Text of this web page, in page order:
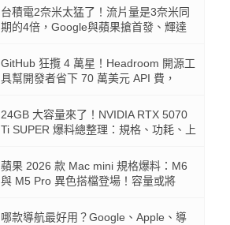
台積電2奈米太猛了！流片量是3奈米同
期的4倍，Google與蘋果搶首發、輝達
GitHub 狂攬 4 萬星！Headroom 開源工
具幫開發者省下 70 萬美元 API 費，
24GB 大容量來了！NVIDIA RTX 5070
Ti SUPER 爆料總整理：規格、功耗、上
蘋果 2026 款 Mac mini 規格爆料：M6
與 M5 Pro 異色搭檔登場！容量或將
哪款導航最好用？Google、Apple、導